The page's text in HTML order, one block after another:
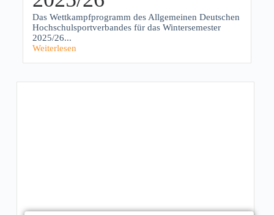
Das Wettkampfprogramm des Allgemeinen Deutschen
Hochschulsportverbandes für das Wintersemester
2025/26...
Weiterlesen